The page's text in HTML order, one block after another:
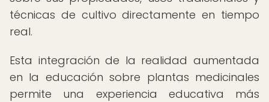
técnicas de cultivo directamente en tiempo
real.
Esta integración de la realidad aumentada
en la educación sobre plantas medicinales
permite una experiencia educativa más